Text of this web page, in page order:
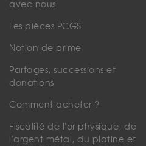
avec nous
Les pièces PCGS
Notion de prime
Partages, successions et
donations
Comment acheter ?
Fiscalité de l'or physique, de
l'argent métal, du platine et